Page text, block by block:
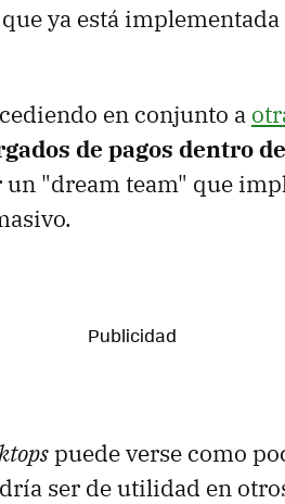
ya está
en conjunto a
de pagos dentro
"dream team" que
puede verse como
ser de utilidad en